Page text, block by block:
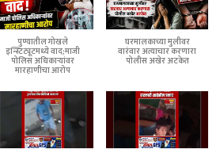
पुण्यातील गोखले
इन्स्टिट्यूटमध्ये वाद;माजी
पोलिस अधिकाऱ्यांवर
मारहाणीचा आरोप
घरमालकाच्या मुलीवर
वारंवार अत्याचार करणारा
पोलीस अखेर अटकेत